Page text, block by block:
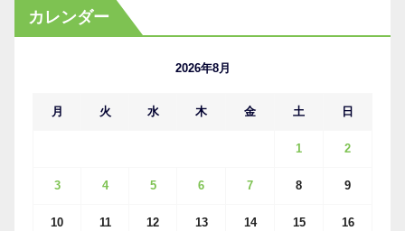
カ
イ
カレンダー
2026年8月
月 火 水 木 金 土 日
1 2
3 4 5 6 7 8 9
10 11 12 13 14 15 16